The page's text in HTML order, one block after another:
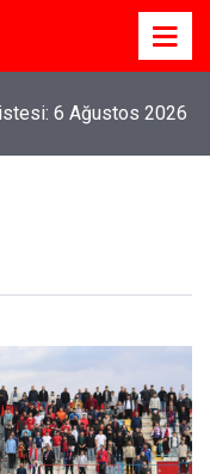
6 Ağustos 2026